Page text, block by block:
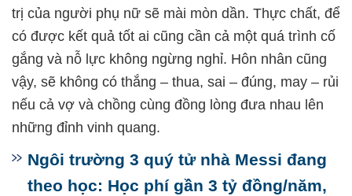
trị của người phụ nữ sẽ mài mòn dần. Thực chất, để
có được kết quả tốt ai cũng cần cả một quá trình cố
gắng và nỗ lực không ngừng nghỉ. Hôn nhân cũng
vậy, sẽ không có thắng – thua, sai – đúng, may – rủi
nếu cả vợ và chồng cùng đồng lòng đưa nhau lên
những đỉnh vinh quang.
Ngôi trường 3 quý tử nhà Messi đang
theo học: Học phí gần 3 tỷ đồng/năm,